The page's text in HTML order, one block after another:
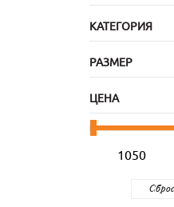
КАТЕГОРИЯ
РАЗМЕР
ЦЕНА